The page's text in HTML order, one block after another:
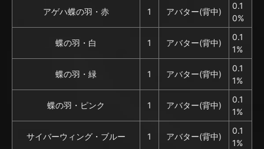
アゲハ蝶の羽・赤 1 アバター(背中)
0.1
0%
蝶の羽・白 1 アバター(背中)
0.1
1%
蝶の羽・緑 1 アバター(背中)
0.1
1%
蝶の羽・ピンク 1 アバター(背中)
0.1
1%
サイバーウィング・ブルー 1 アバター(背中)
0.1
1%